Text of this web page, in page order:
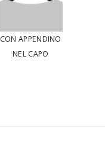
CON APPENDINO
NEL CAPO